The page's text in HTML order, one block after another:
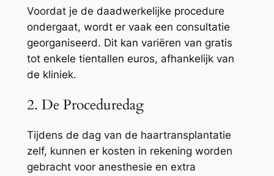
Voordat je de daadwerkelijke procedure
ondergaat, wordt er vaak een consultatie
georganiseerd. Dit kan variëren van gratis
tot enkele tientallen euros, afhankelijk van
de kliniek.
2. De Proceduredag
Tijdens de dag van de haartransplantatie
zelf, kunnen er kosten in rekening worden
gebracht voor anesthesie en extra